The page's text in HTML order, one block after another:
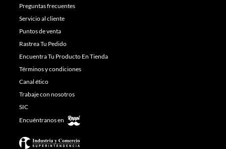
Preguntas frecuentes
Servicio al cliente
Puntos de venta
Rastrea Tu Pedido
Encuentra Tu Producto En Tienda
Términos y condiciones
Canal ético
Trabaje con nosotros
SIC
Encuéntranos en